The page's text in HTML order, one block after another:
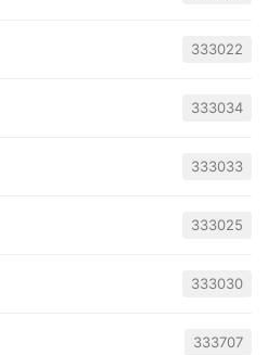
333022
333034
333033
333025
333030
333707